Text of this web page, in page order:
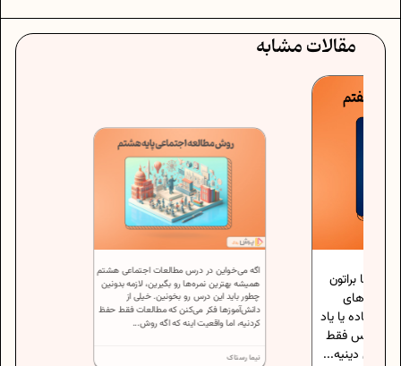
مقالات مشابه
براتون
یا یاد
درس فقط
دینیه...
اگه می‌خواین در درس مطالعات اجتماعی هشتم
همیشه بهترین نمره‌ها رو بگیرین، لازمه بدونین
چطور باید این درس رو بخونین. خیلی از
دانش‌آموزها فکر می‌کنن که مطالعات فقط حفظ
کردنیه، اما واقعیت اینه که اگه روش...
نیما رستاک